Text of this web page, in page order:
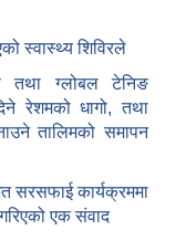
स्वास्थ्य शिविरले
तथा ग्लोबल टेनिङ
रेशमको धागो, तथा
तालिमको समापन
सरसफाई कार्यक्रममा
एक संवाद